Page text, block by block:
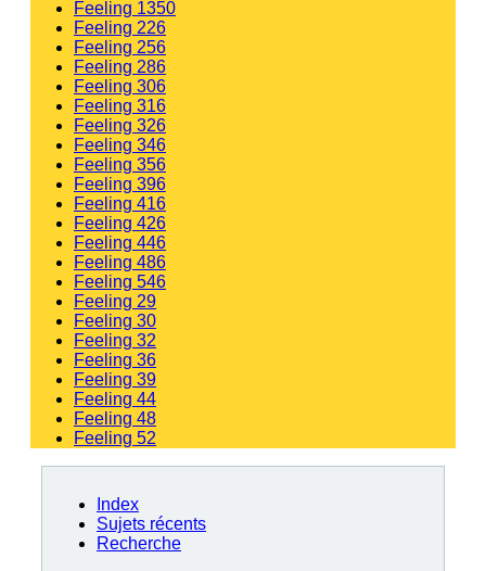
Feeling 1350
Feeling 226
Feeling 256
Feeling 286
Feeling 306
Feeling 316
Feeling 326
Feeling 346
Feeling 356
Feeling 396
Feeling 416
Feeling 426
Feeling 446
Feeling 486
Feeling 546
Feeling 29
Feeling 30
Feeling 32
Feeling 36
Feeling 39
Feeling 44
Feeling 48
Feeling 52
Index
Sujets récents
Recherche